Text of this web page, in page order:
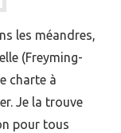
les méandres,
(Freyming-
charte à
Je la trouve
pour tous